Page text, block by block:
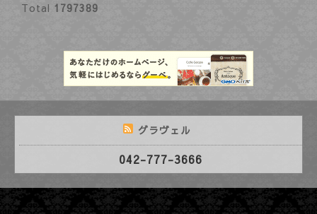
Total 1797389
グラヴェル
042-777-3666